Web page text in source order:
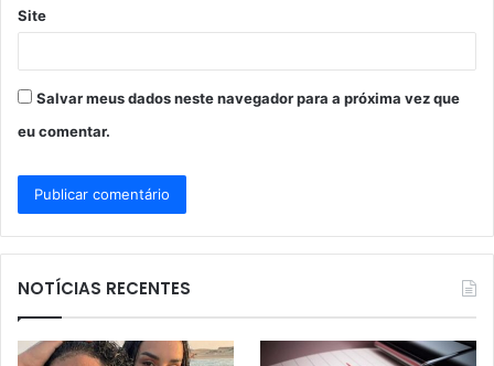
Site
Salvar meus dados neste navegador para a próxima vez que
eu comentar.
NOTÍCIAS RECENTES